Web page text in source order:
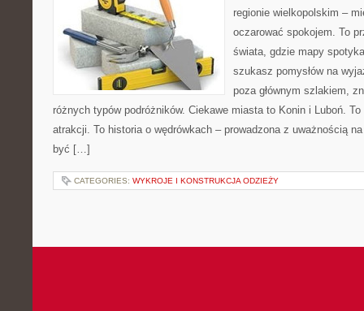
regionie wielkopolskim –
oczarować spokojem. To
świata, gdzie mapy
szukasz pomysłów na
poza głównym szlakiem,
różnych typów podróżników. Ciekawe miasta to Konin i Luboń.
atrakcji. To historia o wędrówkach – prowadzona z uważnością
być […]
CATEGORIES: WYKROJE I KONSTRUKCJA ODZIEŻY